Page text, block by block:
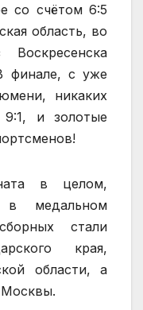
со счётом 6:5
область, во
финале, с уже
никаких
и золотые
в целом,
медальном
стали
края,
области, а
Москвы.